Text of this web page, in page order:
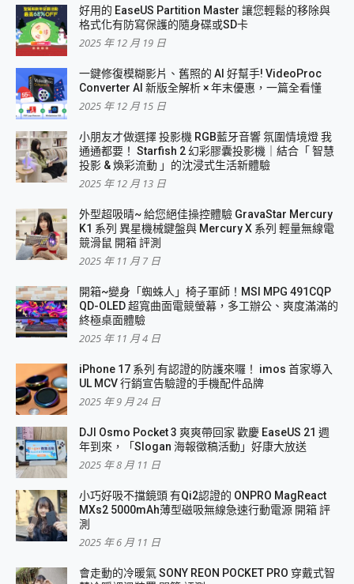
好用的 EaseUS Partition Master 讓您輕鬆的移除與
格式化有防寫保護的隨身碟或SD卡
2025 年 12 月 19 日
一鍵修復模糊影片、舊照的 AI 好幫手! VideoProc
Converter AI 新版全解析 × 年末優惠，一篇全看懂
2025 年 12 月 15 日
小朋友才做選擇 投影機 RGB藍牙音響 氛圍情境燈 我
通通都要！ Starfish 2 幻彩膠囊投影機｜結合「 智慧
投影 & 煥彩流動 」的沈浸式生活新體驗
2025 年 12 月 13 日
外型超吸晴~ 給您絕佳操控體驗 GravaStar Mercury
K1 系列 異星機械鍵盤與 Mercury X 系列 輕量無線電
競滑鼠 開箱 評測
2025 年 11 月 7 日
開箱~變身「蜘蛛人」椅子軍師！MSI MPG 491CQP
QD-OLED 超寬曲面電競螢幕，多工辦公、爽度滿滿的
終極桌面體驗
2025 年 11 月 4 日
iPhone 17 系列 有認證的防護來囉！ imos 首家導入
UL MCV 行銷宣告驗證的手機配件品牌
2025 年 9 月 24 日
DJI Osmo Pocket 3 爽爽帶回家 歡慶 EaseUS 21 週
年到來，「Slogan 海報徵稿活動」好康大放送
2025 年 8 月 11 日
小巧好吸不擋鏡頭 有Qi2認證的 ONPRO MagReact
MXs2 5000mAh薄型磁吸無線急速行動電源 開箱 評
測
2025 年 6 月 11 日
會走動的冷暖氣 SONY REON POCKET PRO 穿戴式智